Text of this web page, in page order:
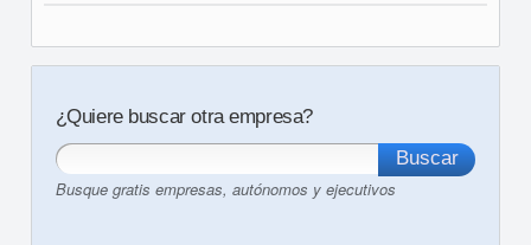
¿Quiere buscar otra empresa?
Busque gratis empresas, autónomos y ejecutivos